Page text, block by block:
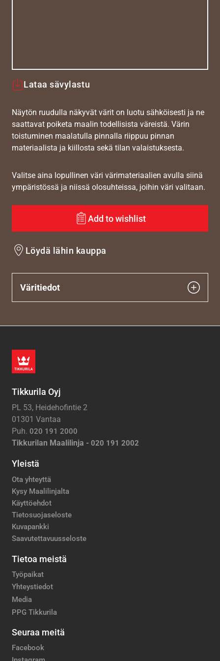
Lataa sävylastu
Näytön ruudulla näkyvät värit on luotu sähköisesti ja ne
saattavat poiketa maalin todellisista väreistä. Värin
toistuminen maalatulla pinnalla riippuu pinnan
materiaalista ja kiillosta sekä tilan valaistuksesta.
Valitse aina lopullinen väri värimateriaalien avulla siinä
ympäristössä ja niissä olosuhteissa, joihin väri valitaan.
Add to wishlist
Löydä lähin kauppa
Väritiedot
Tikkurila Oyj
PL 53, Heidehofintie 2
01301 Vantaa
Puh. 020 191 2000
Tikkurilan Maalilinja - 020 191 2002
Yleistä
Ota yhteyttä
Kysy Maalilinjalta
Käyttöehdot
Tietosuojaseloste
Kuvapankki
Saavutettavuusseloste
Tietoa meistä
Työpaikat
Yhteystiedot
Media
PPG Tikkurila
Seuraa meitä
Facebook